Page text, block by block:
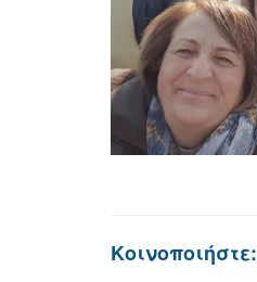
Κοινοποιήστε: